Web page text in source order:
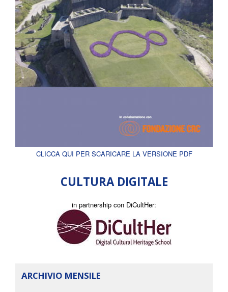
CLICCA QUI PER SCARICARE LA VERSIONE PDF
CULTURA DIGITALE
in partnership con DiCultHer:
ARCHIVIO MENSILE